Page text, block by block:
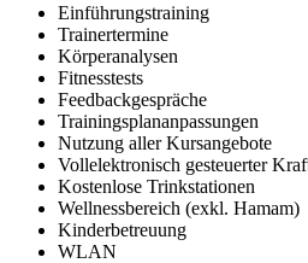
Einführungstraining
Trainertermine
Körperanalysen
Fitnesstests
Feedbackgespräche
Trainingsplananpassungen
Nutzung aller Kursangebote
Vollelektronisch gesteuerter
Kostenlose Trinkstationen
Wellnessbereich (exkl. Hamam)
Kinderbetreuung
WLAN